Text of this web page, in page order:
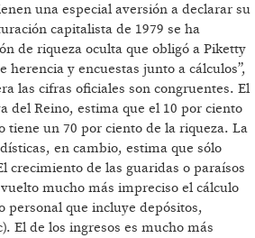
una especial aversión a declarar su
capitalista de 1979 se ha
de riqueza oculta que obligó a Piketty
herencia y encuestas junto a cálculos”,
las cifras oficiales son congruentes. El
del Reino, estima que el 10 por ciento
tiene un 70 por ciento de la riqueza. La
en cambio, estima que sólo
crecimiento de las guaridas o paraísos
vuelto mucho más impreciso el cálculo
personal que incluye depósitos,
El de los ingresos es mucho más